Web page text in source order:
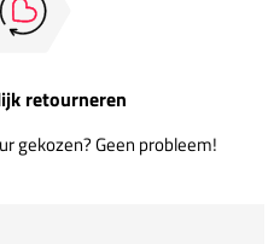
retourneren
gekozen? Geen probleem!